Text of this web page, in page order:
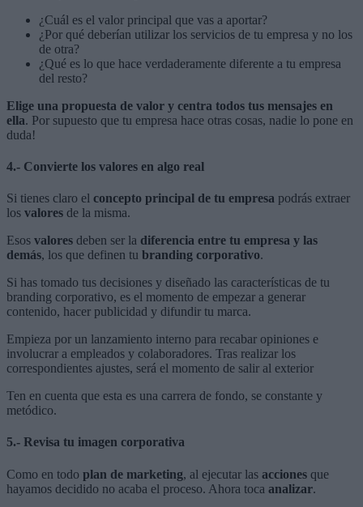
¿Cuál es el valor principal que vas a aportar?
¿Por qué deberían utilizar los servicios de tu empresa y no los
de otra?
¿Qué es lo que hace verdaderamente diferente a tu empresa
del resto?
Elige una propuesta de valor y centra todos tus mensajes en
ella. Por supuesto que tu empresa hace otras cosas, nadie lo pone en
duda!
4.- Convierte los valores en algo real
Si tienes claro el concepto principal de tu empresa podrás extraer
los valores de la misma.
Esos valores deben ser la diferencia entre tu empresa y las
demás, los que definen tu branding corporativo.
Si has tomado tus decisiones y diseñado las características de tu
branding corporativo, es el momento de empezar a generar
contenido, hacer publicidad y difundir tu marca.
Empieza por un lanzamiento interno para recabar opiniones e
involucrar a empleados y colaboradores. Tras realizar los
correspondientes ajustes, será el momento de salir al exterior
Ten en cuenta que esta es una carrera de fondo, se constante y
metódico.
5.- Revisa tu imagen corporativa
Como en todo plan de marketing, al ejecutar las acciones que
hayamos decidido no acaba el proceso. Ahora toca analizar.